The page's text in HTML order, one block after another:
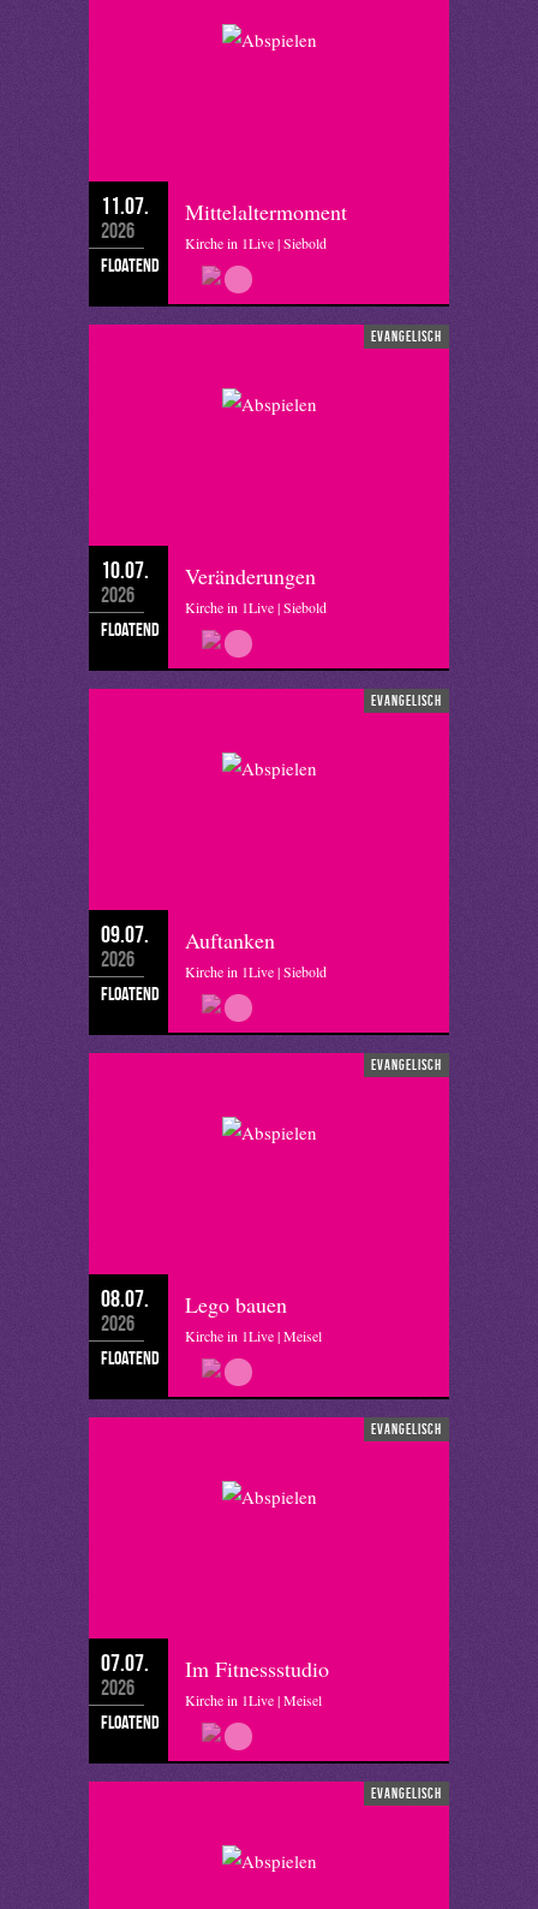
11.07.
2026
floatend
Mittelaltermoment
Kirche in 1Live | Siebold
evangelisch
10.07.
2026
floatend
Veränderungen
Kirche in 1Live | Siebold
evangelisch
09.07.
2026
floatend
Auftanken
Kirche in 1Live | Siebold
evangelisch
08.07.
2026
floatend
Lego bauen
Kirche in 1Live | Meisel
evangelisch
07.07.
2026
floatend
Im Fitnessstudio
Kirche in 1Live | Meisel
evangelisch